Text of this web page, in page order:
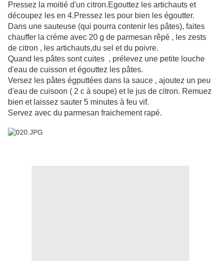
Pressez la moitié d'un citron.Egouttez les artichauts et
découpez les en 4.Pressez les pour bien les égoutter.
Dans une sauteuse (qui pourra contenir les pâtes), faites
chauffer la créme avec 20 g de parmesan rêpé , les zests
de citron , les artichauts,du sel et du poivre.
Quand les pâtes sont cuites , prélevez une petite louche
d'eau de cuisson et égouttez les pâtes.
Versez les pâtes égputtées dans la sauce , ajoutez un peu
d'eau de cuisoon ( 2 c à soupe) et le jus de citron. Remuez
bien et laissez sauter 5 minutes à feu vif.
Servez avec du parmesan fraichement rapé.